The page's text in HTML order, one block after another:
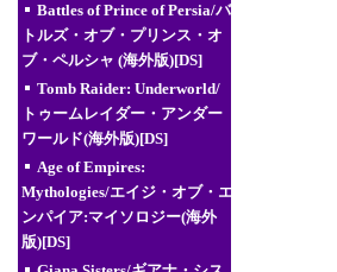
Battles of Prince of Persia/バ
トルズ・オブ・プリンス・オ
ブ・ペルシャ (海外版)[DS]
Tomb Raider: Underworld/
トゥームレイダー・アンダー
ワールド(海外版)[DS]
Age of Empires:
Mythologies/エイジ・オブ・エ
ンパイア:マイソロジー(海外
版)[DS]